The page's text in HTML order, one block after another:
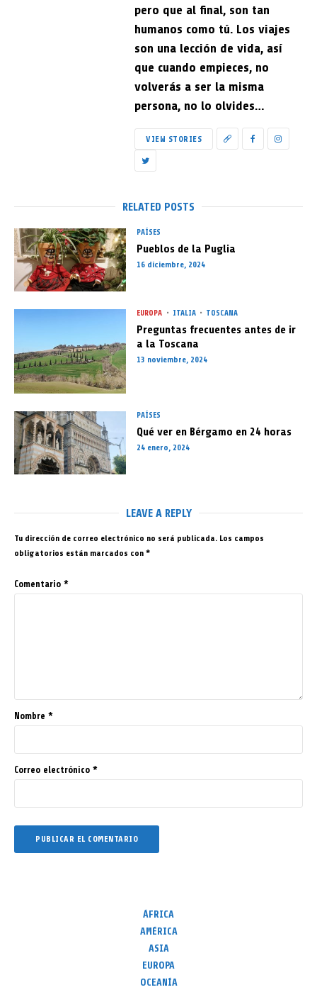
pero que al final, son tan
humanos como tú. Los viajes
son una lección de vida, así
que cuando empieces, no
volverás a ser la misma
persona, no lo olvides…
VIEW STORIES
RELATED POSTS
PAÍSES
Pueblos de la Puglia
16 diciembre, 2024
EUROPA ITALIA TOSCANA
Preguntas frecuentes antes de ir
a la Toscana
13 noviembre, 2024
PAÍSES
Qué ver en Bérgamo en 24 horas
24 enero, 2024
LEAVE A REPLY
Tu dirección de correo electrónico no será publicada. Los campos
obligatorios están marcados con *
Comentario *
Nombre *
Correo electrónico *
ÁFRICA
AMÉRICA
ASIA
EUROPA
OCEANÍA